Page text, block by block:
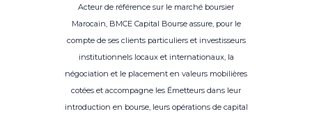
Acteur de référence sur le marché boursier
Marocain, BMCE Capital Bourse assure, pour le
compte de ses clients particuliers et investisseurs
institutionnels locaux et internationaux, la
négociation et le placement en valeurs mobilières
cotées et accompagne les Émetteurs dans leur
introduction en bourse, leurs opérations de capital